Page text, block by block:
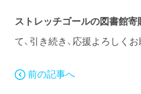
ストレッチゴールの図書館寄
て、引き続き、応援よろしく
前の記事へ